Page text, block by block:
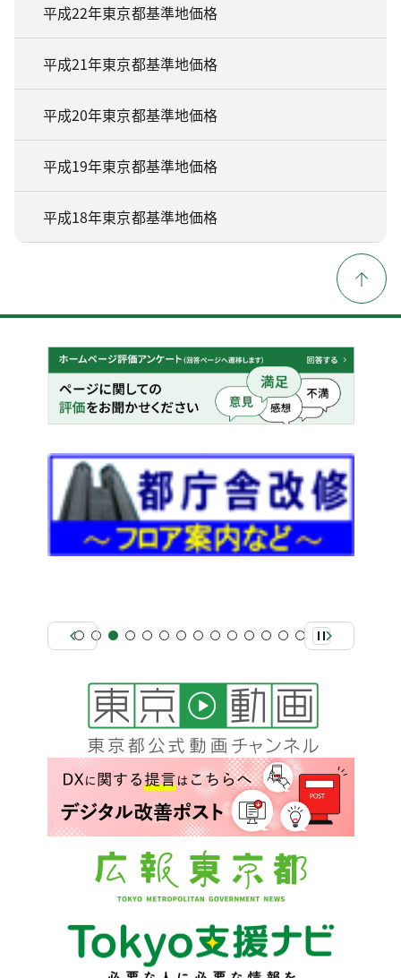
平成22年東京都基準地価格
平成21年東京都基準地価格
平成20年東京都基準地価格
平成19年東京都基準地価格
平成18年東京都基準地価格